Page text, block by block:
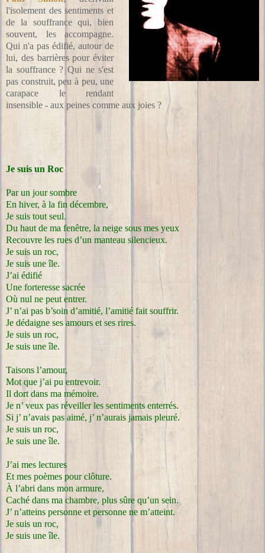
l'isolement des sentiments et
de la souffrance qui, bien
souvent, les accompagne.
Qui n'a pas édifié, autour de
lui, des barrières pour éviter
la souffrance ? Qui ne s'est
pas construit, peu à peu, une
carapace le rendant
insensible - aux peines comme aux joies ?
Je suis un Roc
Par un jour sombre
En hiver, à la fin décembre,
Je suis tout seul.
Du haut de ma fenêtre, la neige sous mes yeux
Recouvre les rues d’un manteau silencieux.
Je suis un roc,
Je suis une île.
J’ai édifié
Une forteresse sacrée
Où nul ne peut entrer.
J’ n’ai pas b’soin d’amitié, l’amitié fait souffrir.
Je dédaigne ses amours et ses rires.
Je suis un roc,
Je suis une île.
Taisons l’amour,
Mot que j’ai pu entrevoir.
Il dort dans ma mémoire.
Je n’ veux pas réveiller les sentiments enterrés.
Si j’ n’avais pas aimé, j’ n’aurais jamais pleuré.
Je suis un roc,
Je suis une île.
J’ai mes lectures
Et mes poèmes pour clôture.
À l’abri dans mon armure,
Caché dans ma chambre, plus sûre qu’un sein.
J’ n’atteins personne et personne ne m’atteint.
Je suis un roc,
Je suis une île.